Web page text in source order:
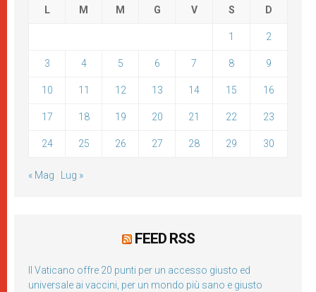
L M M G V S D
1 2
3 4 5 6 7 8 9
10 11 12 13 14 15 16
17 18 19 20 21 22 23
24 25 26 27 28 29 30
« Mag Lug »
FEED RSS
Il Vaticano offre 20 punti per un accesso giusto ed
universale ai vaccini, per un mondo più sano e giusto